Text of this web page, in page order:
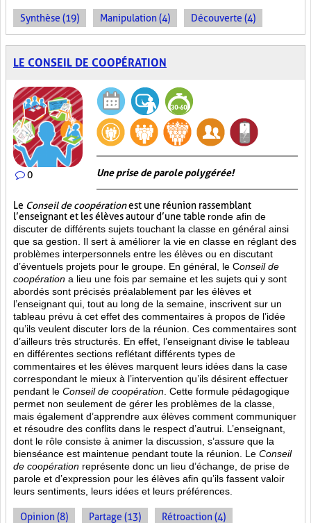
Synthèse (19) Manipulation (4) Découverte (4)
LE CONSEIL DE COOPÉRATION
0 Une prise de parole polygérée!
Le Conseil de coopérationest une réunion rassemblant
l’enseignant et les élèves autour d’une table ronde afin de
discuter de différents sujets touchant la classe en général ainsi
que sa gestion. Il sert à améliorer la vie en classe en réglant des
problèmes interpersonnels entre les élèves ou en discutant
d’éventuels projets pour le groupe. En général, le Conseil de
coopération a lieu une fois par semaine et les sujets qui y sont
abordés sont précisés préalablement par les élèves et
l’enseignant qui, tout au long de la semaine, inscrivent sur un
tableau prévu à cet effet des commentaires à propos de l’idée
qu’ils veulent discuter lors de la réunion. Ces commentaires sont
d’ailleurs très structurés. En effet, l’enseignant divise le tableau
en différentes sections reflétant différents types de
commentaires et les élèves marquent leurs idées dans la case
correspondant le mieux à l’intervention qu’ils désirent effectuer
pendant le Conseil de coopération . Cette formule pédagogique
permet non seulement de gérer les problèmes de la classe,
mais également d’apprendre aux élèves comment communiquer
et résoudre des conflits dans le respect d’autrui. L’enseignant,
dont le rôle consiste à animer la discussion, s’assure que la
bienséance est maintenue pendant toute la réunion. Le Conseil
de coopération représente donc un lieu d’échange, de prise de
parole et d’expression pour les élèves afin qu’ils fassent valoir
leurs sentiments, leurs idées et leurs préférences.
Opinion (8) Partage (13) Rétroaction (4)